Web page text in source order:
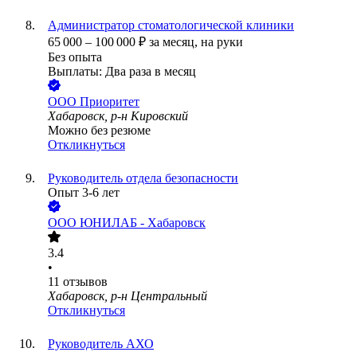
Администратор стоматологической клиники
65 000 – 100 000 ₽ за месяц, на руки
Без опыта
Выплаты: Два раза в месяц
ООО Приоритет
Хабаровск, р-н Кировский
Можно без резюме
Откликнуться
Руководитель отдела безопасности
Опыт 3-6 лет
ООО ЮНИЛАБ - Хабаровск
3.4
•
11 отзывов
Хабаровск, р-н Центральный
Откликнуться
Руководитель АХО